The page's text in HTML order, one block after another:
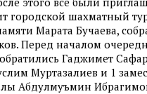
городской шахматный
Марата Бучаева,
Перед началом
Гаджимет
Муртазалиев и 1
Абдулмуъмин